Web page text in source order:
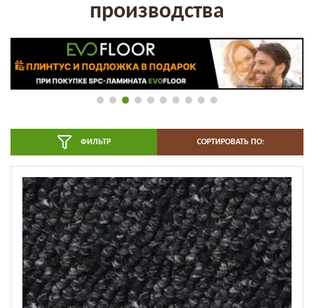
производства
ФИЛЬТР СОРТИРОВАТЬ ПО: